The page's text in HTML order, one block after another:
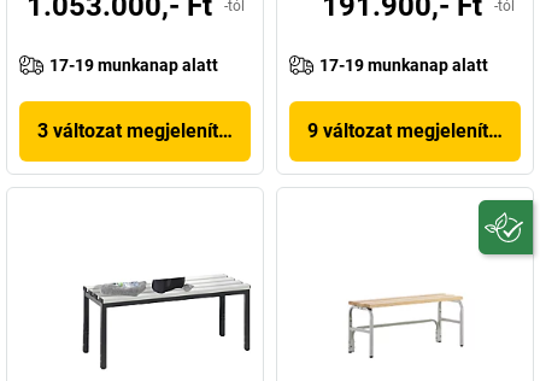
-tól
17-19 munkanap alatt
3 változat megjelenítése
-tól
17-19 munkanap alatt
9 változat megjelenítése